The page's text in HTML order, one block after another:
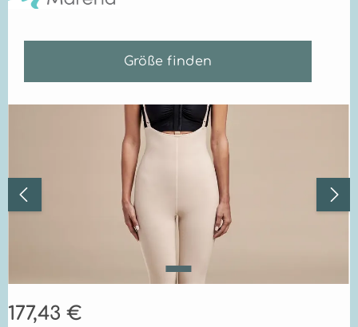
Größe finden
Bildergalerie überspringen
Regulärer Preis:
177,43 €